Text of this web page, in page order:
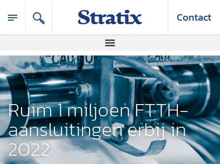
Contact
Ruim 1 miljoen FTTH-
aansluitingen erbij in
2022